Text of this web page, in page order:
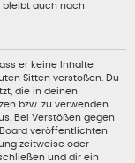
bleibt auch nach
er keine Inhalte
Sitten verstoßen. Du
die in deinen
bzw. zu verwenden.
Bei Verstößen gegen
veröffentlichten
zeitweise oder
und dir ein